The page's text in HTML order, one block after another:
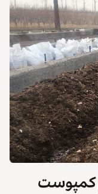
کمپوست